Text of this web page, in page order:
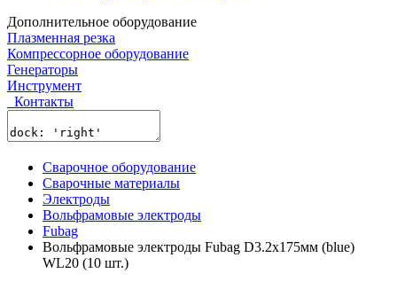
Дополнительное оборудование
Плазменная резка
Компрессорное оборудование
Генераторы
Инструмент
Контакты
Сварочное оборудование
Сварочные материалы
Электроды
Вольфрамовые электроды
Fubag
Вольфрамовые электроды Fubag D3.2x175мм (blue)
WL20 (10 шт.)